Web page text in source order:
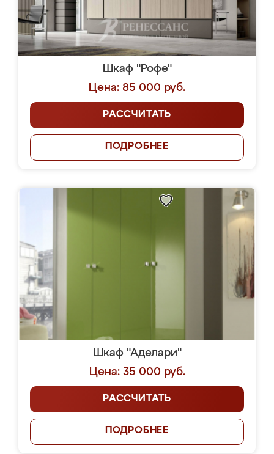
Шкаф "Рофе"
Цена: 85 000 руб.
РАССЧИТАТЬ
ПОДРОБНЕЕ
Шкаф "Аделари"
Цена: 35 000 руб.
РАССЧИТАТЬ
ПОДРОБНЕЕ